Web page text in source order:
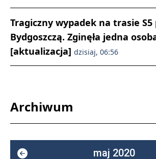
Tragiczny wypadek na trasie S5
Bydgoszczą. Zginęła jedna
[aktualizacja] dzisiaj, 06:56
Archiwum
maj 2020